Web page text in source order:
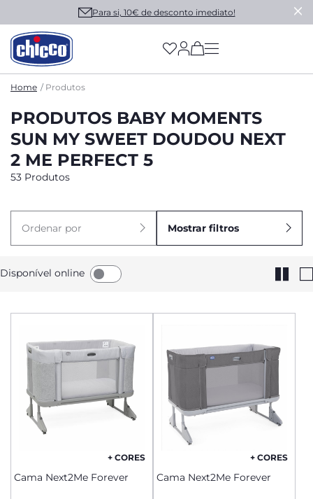
Para si, 10€ de desconto imediato!
(has more options
Home Produtos
PRODUTOS BABY MOMENTS
SUN MY SWEET DOUDOU NEXT
2 ME PERFECT 5
53 Produtos
Ordenar por Mostrar filtros
Disponível online
+ CORES
Cama Next2Me Forever
+ CORES
Cama Next2Me Forever